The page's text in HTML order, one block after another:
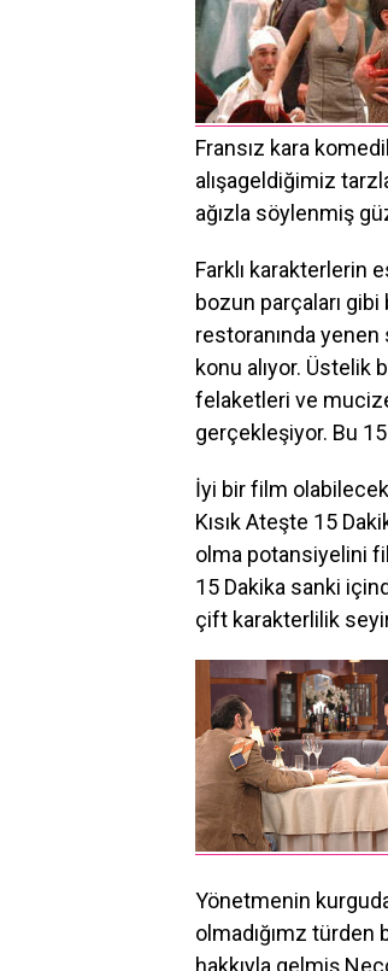
Fransız kara
alışageldiğimiz
ağızla söylenmiş
Farklı karakterlerin
bozun parçaları
restoranında
konu alıyor. Üstelik
felaketleri ve
gerçekleşiyor. Bu
İyi bir film
Kısık Ateşte 15
olma potansiyelini
15 Dakika sanki
çift karakterlilik
Yönetmenin
olmadığımz
hakkıyla gelmiş